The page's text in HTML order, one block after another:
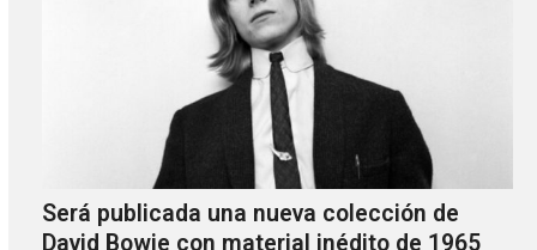
Será publicada una nueva colección de
David Bowie con material inédito de 1965